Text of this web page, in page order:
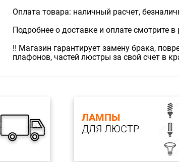
Оплата товара: наличный расчет,
Подробнее о доставке и оплате смотрите в
‼️ Магазин гарантирует замену брака,
плафонов, частей люстры за свой счет в
ЛАМПЫ
ДЛЯ ЛЮСТР